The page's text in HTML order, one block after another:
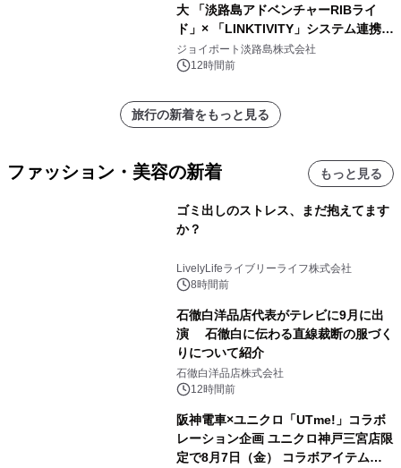
大 「淡路島アドベンチャーRIBライ
ド」× 「LINKTIVITY」システム連携を
開始！
ジョイポート淡路島株式会社
12時間前
旅行の新着をもっと見る
ファッション・美容の新着 もっと見る
ゴミ出しのストレス、まだ抱えてます
か？
LivelyLifeライブリーライフ株式会社
8時間前
石徹白洋品店代表がテレビに9月に出
演 石徹白に伝わる直線裁断の服づく
りについて紹介
石徹白洋品店株式会社
12時間前
阪神電車×ユニクロ「UTme!」コラボ
レーション企画 ユニクロ神戸三宮店限
定で8月7日（金） コラボアイテムが